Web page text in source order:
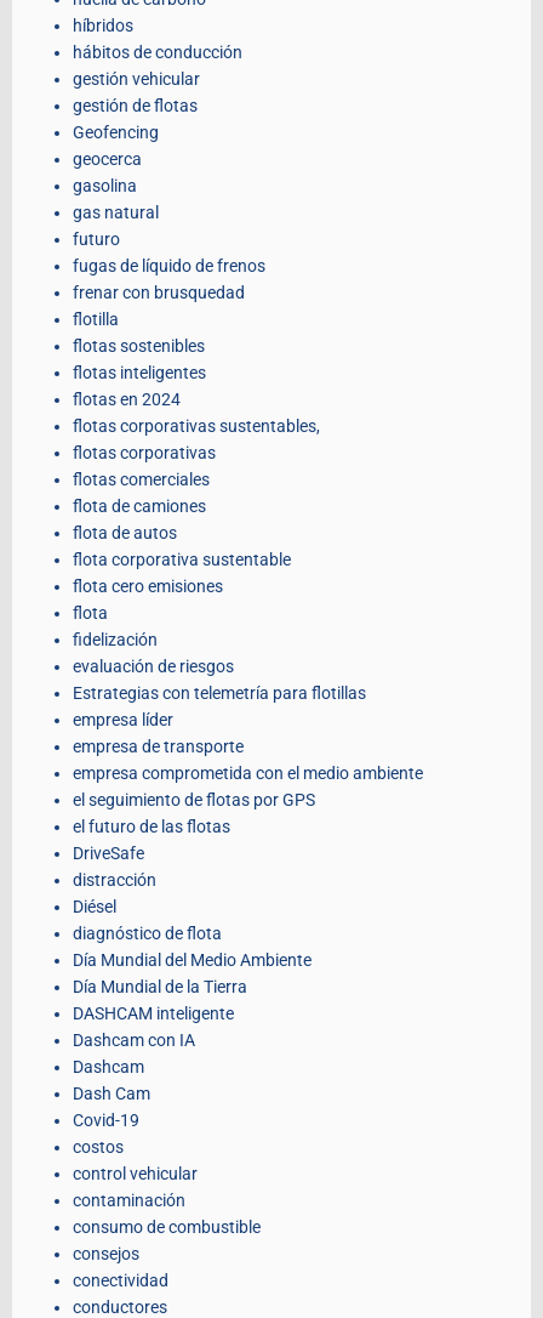
híbridos
hábitos de conducción
gestión vehicular
gestión de flotas
Geofencing
geocerca
gasolina
gas natural
futuro
fugas de líquido de frenos
frenar con brusquedad
flotilla
flotas sostenibles
flotas inteligentes
flotas en 2024
flotas corporativas sustentables,
flotas corporativas
flotas comerciales
flota de camiones
flota de autos
flota corporativa sustentable
flota cero emisiones
flota
fidelización
evaluación de riesgos
Estrategias con telemetría para flotillas
empresa líder
empresa de transporte
empresa comprometida con el medio ambiente
el seguimiento de flotas por GPS
el futuro de las flotas
DriveSafe
distracción
Diésel
diagnóstico de flota
Día Mundial del Medio Ambiente
Día Mundial de la Tierra
DASHCAM inteligente
Dashcam con IA
Dashcam
Dash Cam
Covid-19
costos
control vehicular
contaminación
consumo de combustible
consejos
conectividad
conductores